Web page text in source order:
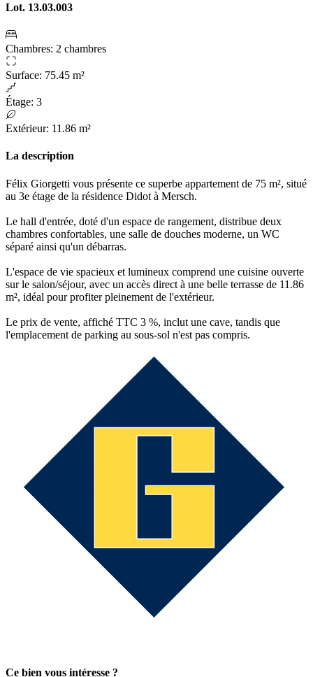
Lot. 13.03.003
Chambres: 2 chambres
Surface: 75.45 m²
Étage: 3
Extérieur: 11.86 m²
La description
Félix Giorgetti vous présente ce superbe appartement de 75 m², situé
au 3e étage de la résidence Didot à Mersch.
Le hall d'entrée, doté d'un espace de rangement, distribue deux
chambres confortables, une salle de douches moderne, un WC
séparé ainsi qu'un débarras.
L'espace de vie spacieux et lumineux comprend une cuisine ouverte
sur le salon/séjour, avec un accès direct à une belle terrasse de 11.86
m², idéal pour profiter pleinement de l'extérieur.
Le prix de vente, affiché TTC 3 %, inclut une cave, tandis que
l'emplacement de parking au sous-sol n'est pas compris.
Ce bien vous intéresse ?